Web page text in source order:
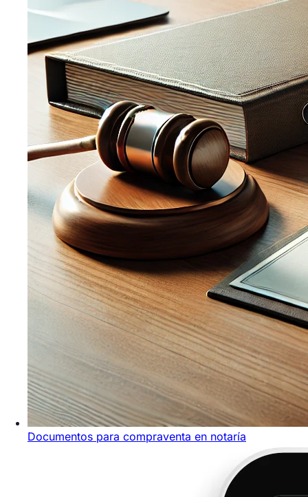
Documentos para compraventa en notaría